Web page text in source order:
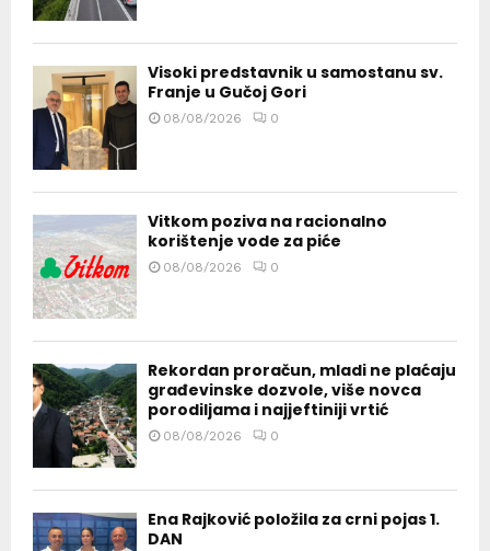
Visoki predstavnik u samostanu sv.
Franje u Gučoj Gori
08/08/2026 0
Vitkom poziva na racionalno
korištenje vode za piće
08/08/2026 0
Rekordan proračun, mladi ne plaćaju
građevinske dozvole, više novca
porodiljama i najjeftiniji vrtić
08/08/2026 0
Ena Rajković položila za crni pojas 1.
DAN